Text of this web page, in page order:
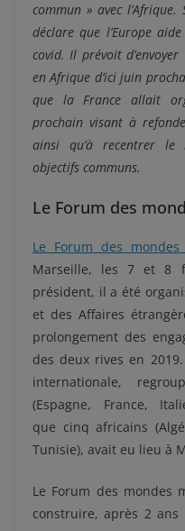
commun » avec
déclare que l’Europe
covid. Il prévoit
en Afrique d’ici juin
que la France allait
prochain visant à
ainsi qu’à recentrer le
objectifs communs.
Le Forum des
Le Forum des mondes
Marseille, les 7 et 8
président, il a été
et des Affaires
prolongement des
des deux rives en
internationale,
(Espagne, France,
que cinq africains
Tunisie), avait eu lieu à
Le Forum des mondes
construire, après 2